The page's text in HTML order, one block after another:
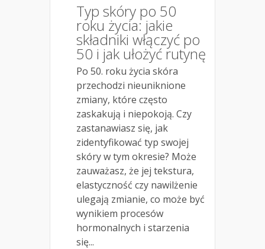
Typ skóry po 50
roku życia: jakie
składniki włączyć po
50 i jak ułożyć rutynę
Po 50. roku życia skóra
przechodzi nieuniknione
zmiany, które często
zaskakują i niepokoją. Czy
zastanawiasz się, jak
zidentyfikować typ swojej
skóry w tym okresie? Może
zauważasz, że jej tekstura,
elastyczność czy nawilżenie
ulegają zmianie, co może być
wynikiem procesów
hormonalnych i starzenia
się...